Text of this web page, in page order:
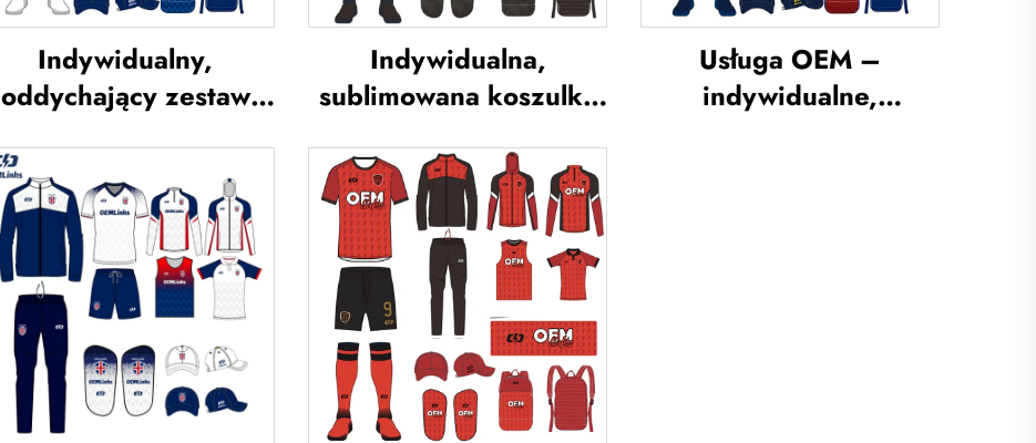
Indywidualny,
oddychający zestaw
usługa OEM,
indywidualne koszulki
piłkarskie, zestawy
jednolitych strojów
piłkarskich,
sublimowane koszulki
piłkarskie
Indywidualna,
sublimowana koszulka
drużyny piłkarskiej,
koszulki piłkarskie,
uniform piłkarski,
koszulka piłkarska,
odzież piłkarska,
koszulka piłkarska
Usługa OEM –
indywidualne,